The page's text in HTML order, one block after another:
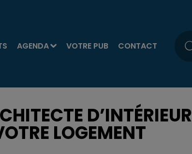
AGENDA VOTRE PUB CONTACT
D’INTÉRIEUR
LOGEMENT